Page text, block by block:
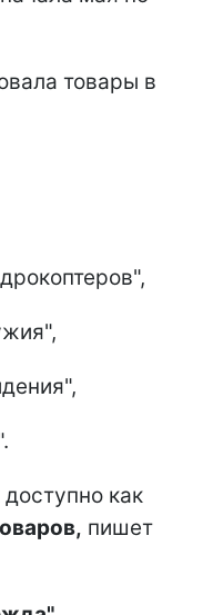
товары в
доступно как
пишет